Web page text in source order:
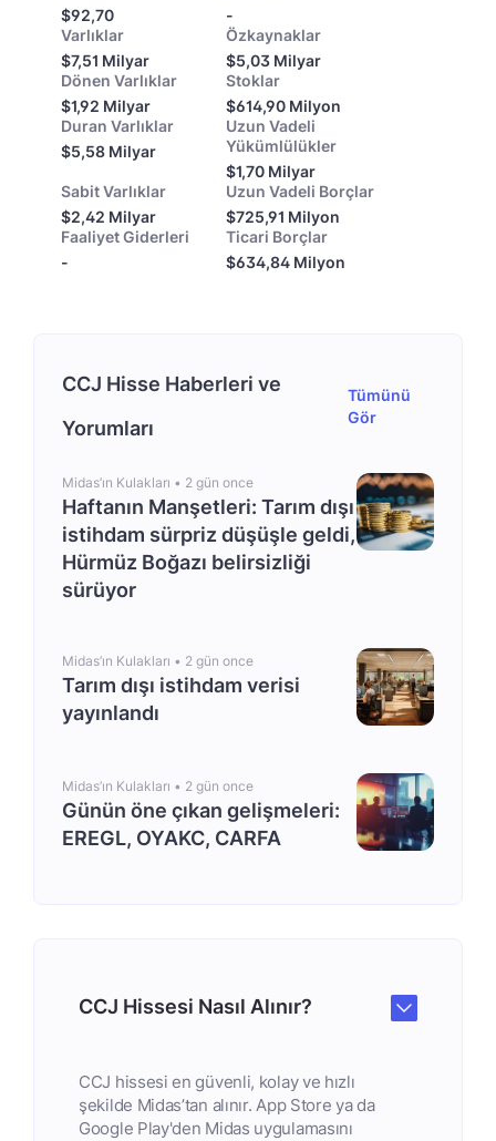
$92,70
-
Varlıklar
$7,51 Milyar
Özkaynaklar
$5,03 Milyar
Dönen Varlıklar
$1,92 Milyar
Stoklar
$614,90 Milyon
Duran Varlıklar
$5,58 Milyar
Uzun Vadeli
Yükümlülükler
$1,70 Milyar
Sabit Varlıklar
$2,42 Milyar
Uzun Vadeli Borçlar
$725,91 Milyon
Faaliyet Giderleri
-
Ticari Borçlar
$634,84 Milyon
CCJ Hisse Haberleri ve
Yorumları
Tümünü
Gör
Midas’ın Kulakları • 2 gün once
Haftanın Manşetleri: Tarım dışı
istihdam sürpriz düşüşle geldi,
Hürmüz Boğazı belirsizliği
sürüyor
Midas’ın Kulakları • 2 gün once
Tarım dışı istihdam verisi
yayınlandı
Midas’ın Kulakları • 2 gün once
Günün öne çıkan gelişmeleri:
EREGL, OYAKC, CARFA
CCJ Hissesi Nasıl Alınır?
CCJ hissesi en güvenli, kolay ve hızlı
şekilde Midas’tan alınır. App Store ya da
Google Play'den Midas uygulamasını